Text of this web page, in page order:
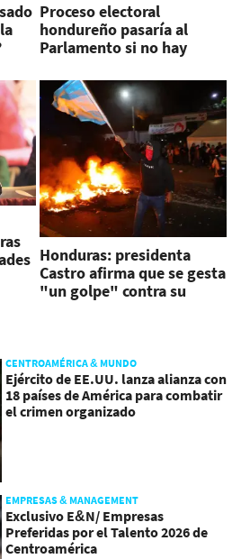
Proceso electoral
hondureño pasaría al
Parlamento si no hay
diciembre
Honduras: presidenta
Castro afirma que se gesta
"un golpe" contra su
CENTROAMÉRICA & MUNDO
Ejército de EE.UU. lanza alianza con
18 países de América para combatir
el crimen organizado
EMPRESAS & MANAGEMENT
Exclusivo E&N/ Empresas
Preferidas por el Talento 2026 de
Centroamérica